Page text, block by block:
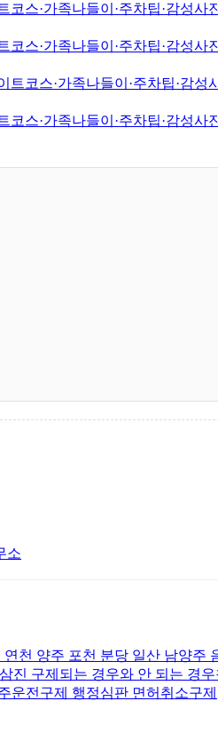
스·가족나들이·주차팁·감성사
스·가족나들이·주차팁·감성사
코스·가족나들이·주차팁·감
스·가족나들이·주차팁·감성사
천 양주 포천 분당 일산 남양주
진 구제되는 경우와 안 되는 경
운전구제 행정심판 면허취소구제